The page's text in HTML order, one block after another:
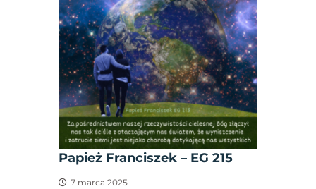
Papież Franciszek – EG 215
7 marca 2025